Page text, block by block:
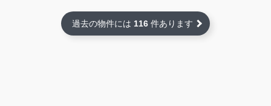
過去の物件には 116 件あります